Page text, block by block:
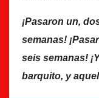
¡Pasaron un,
semanas!
seis semanas!
barquito, y